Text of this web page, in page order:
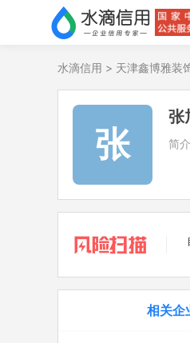
水滴信用 > 天津鑫博雅装
张
张
简介
相关企